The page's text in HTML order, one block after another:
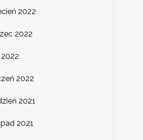
2022
2022
2022
2021
2021